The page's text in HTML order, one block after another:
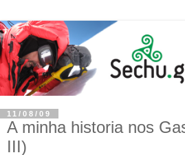
11/08/09
A minha historia nos
III)